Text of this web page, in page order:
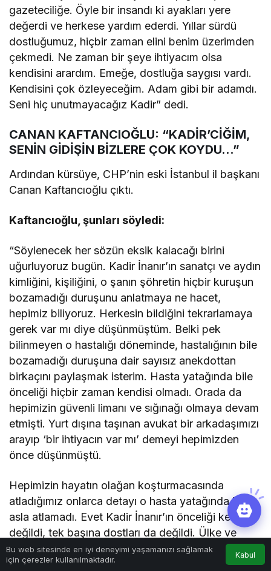
gazeteciliğe. Öyle bir insandı ki ayakları yere
değerdi ve herkese yardım ederdi. Yıllar sürdü
dostluğumuz, hiçbir zaman elini benim üzerimden
çekmedi. Ne zaman bir şeye ihtiyacım olsa
kendisini arardım. Emeğe, dostluğa saygısı vardı.
Kendisini çok özleyeceğim. Adam gibi bir adamdı.
Seni hiç unutmayacağız Kadir” dedi.
CANAN KAFTANCIOĞLU: “KADİR’CİĞİM,
SENİN GİDİŞİN BİZLERE ÇOK KOYDU…”
Ardından kürsüye, CHP’nin eski İstanbul il başkanı
Canan Kaftancıoğlu çıktı.
Kaftancıoğlu, şunları söyledi:
“Söylenecek her sözün eksik kalacağı birini
uğurluyoruz bugün. Kadir İnanır’ın sanatçı ve aydın
kimliğini, kişiliğini, o şanın şöhretin hiçbir kuruşun
bozamadığı duruşunu anlatmaya ne hacet,
hepimiz biliyoruz. Herkesin bildiğini tekrarlamaya
gerek var mı diye düşünmüştüm. Belki pek
bilinmeyen o hastalığı döneminde, hastalığının bile
bozamadığı duruşuna dair sayısız anekdottan
birkaçını paylaşmak isterim. Hasta yatağında bile
önceliği hiçbir zaman kendisi olmadı. Orada da
hepimizin güvenli limanı ve sığınağı olmaya devam
etmişti. Yurt dışına taşınan avukat bir arkadaşımızı
arayıp ‘bir ihtiyacın var mı’ demeyi hepimizden
önce düşünmüştü.
Hepimizin hayatın olağan koşturmacasında
atladığımız onlarca detayı o hasta yatağında bile
asla atlamadı. Evet Kadir İnanır’ın önceliği kendisi
değildi, tek başına dostları da değildi. Ülke ve
dünya gündemini o kadar yakından takip ediyordu
ki. Burada hayat arkadaşı Sevgili Jülide’nin katkısı
Bu web sitesinde en iyi deneyimi yaşamanızı sağlamak
için çerezler kullanılmaktadır.
Kabul